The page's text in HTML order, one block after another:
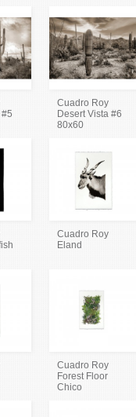
Cuadro Roy
Desert Vista #6
80x60
Cuadro Roy
Eland
Cuadro Roy
Forest Floor
Chico